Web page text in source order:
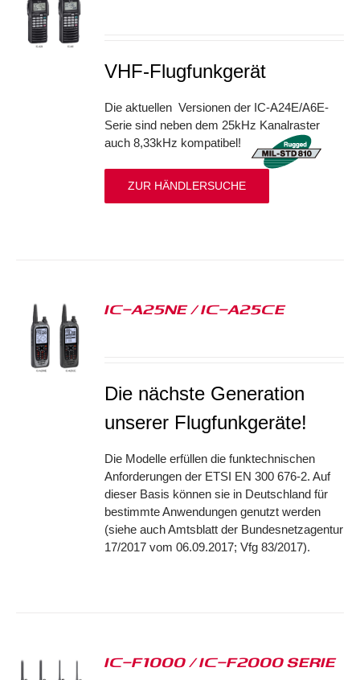
VHF-Flugfunkgerät
Die aktuellen Versionen der IC-A24E/A6E-
Serie sind neben dem 25kHz Kanalraster
auch 8,33kHz kompatibel!
ZUR HÄNDLERSUCHE
IC-A25NE / IC-A25CE
Die nächste Generation
unserer Flugfunkgeräte!
Die Modelle erfüllen die funktechnischen
Anforderungen der ETSI EN 300 676-2. Auf
dieser Basis können sie in Deutschland für
bestimmte Anwendungen genutzt werden
(siehe auch Amtsblatt der Bundesnetzagentur
17/2017 vom 06.09.2017; Vfg 83/2017).
IC-F1000 / IC-F2000 SERIE